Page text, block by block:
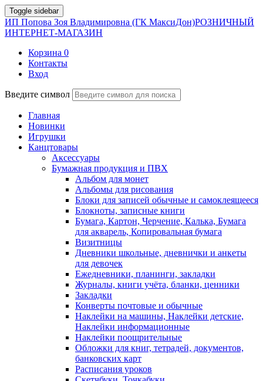
Toggle sidebar
ИП Попова Зоя Владимировна (ГК МаксиДон)РОЗНИЧНЫЙ
ИНТЕРНЕТ-МАГАЗИН
Корзина 0
Контакты
Вход
Введите символ
Главная
Новинки
Игрушки
Канцтовары
Аксессуары
Бумажная продукция и ПВХ
Альбом для монет
Альбомы для рисования
Блоки для записей обычные и самоклеящееся
Блокноты, записные книги
Бумага, Картон, Черчение, Калька, Бумага
для акварель, Копировальная бумага
Визитницы
Дневники школьные, дневнички и анкеты
для девочек
Ежедневники, планинги, закладки
Журналы, книги учёта, бланки, ценники
Закладки
Конверты почтовые и обычные
Наклейки на машины, Наклейки детские,
Наклейки информационные
Наклейки поощрительные
Обложки для книг, тетрадей, документов,
банковских карт
Расписания уроков